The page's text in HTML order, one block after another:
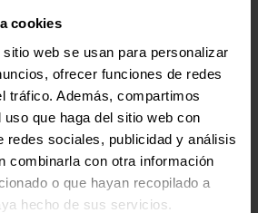
cookies
web se usan para personalizar
ofrecer funciones de redes
tráfico. Además, compartimos
que haga del sitio web con
redes sociales, publicidad y análisis
combinarla con otra información
o que hayan recopilado a
hecho de sus servicios.
relacionadas: